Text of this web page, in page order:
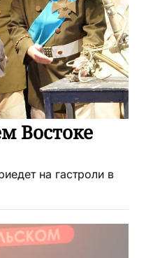
Востоке
на гастроли в